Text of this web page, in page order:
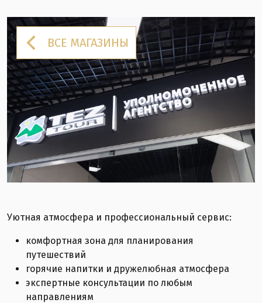
ВСЕ МАГАЗИНЫ
Уютная атмосфера и профессиональный сервис:
комфортная зона для планирования
путешествий
горячие напитки и дружелюбная атмосфера
экспертные консультации по любым
направлениям